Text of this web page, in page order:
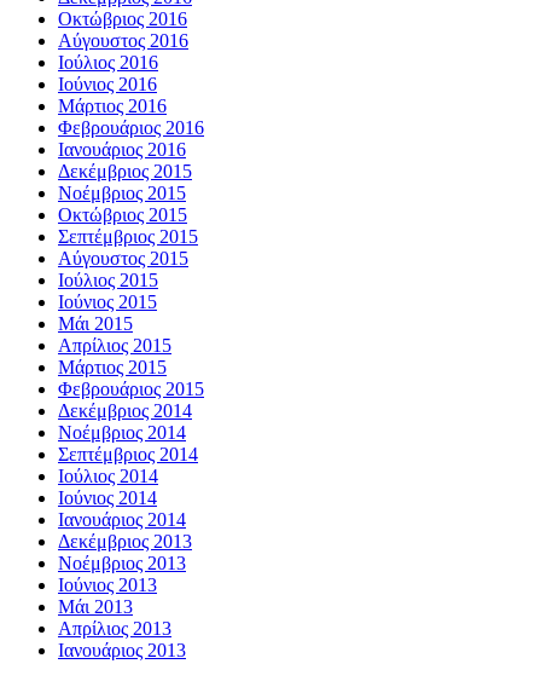
Οκτώβριος 2016
Αύγουστος 2016
Ιούλιος 2016
Ιούνιος 2016
Μάρτιος 2016
Φεβρουάριος 2016
Ιανουάριος 2016
Δεκέμβριος 2015
Νοέμβριος 2015
Οκτώβριος 2015
Σεπτέμβριος 2015
Αύγουστος 2015
Ιούλιος 2015
Ιούνιος 2015
Μάι 2015
Απρίλιος 2015
Μάρτιος 2015
Φεβρουάριος 2015
Δεκέμβριος 2014
Νοέμβριος 2014
Σεπτέμβριος 2014
Ιούλιος 2014
Ιούνιος 2014
Ιανουάριος 2014
Δεκέμβριος 2013
Νοέμβριος 2013
Ιούνιος 2013
Μάι 2013
Απρίλιος 2013
Ιανουάριος 2013